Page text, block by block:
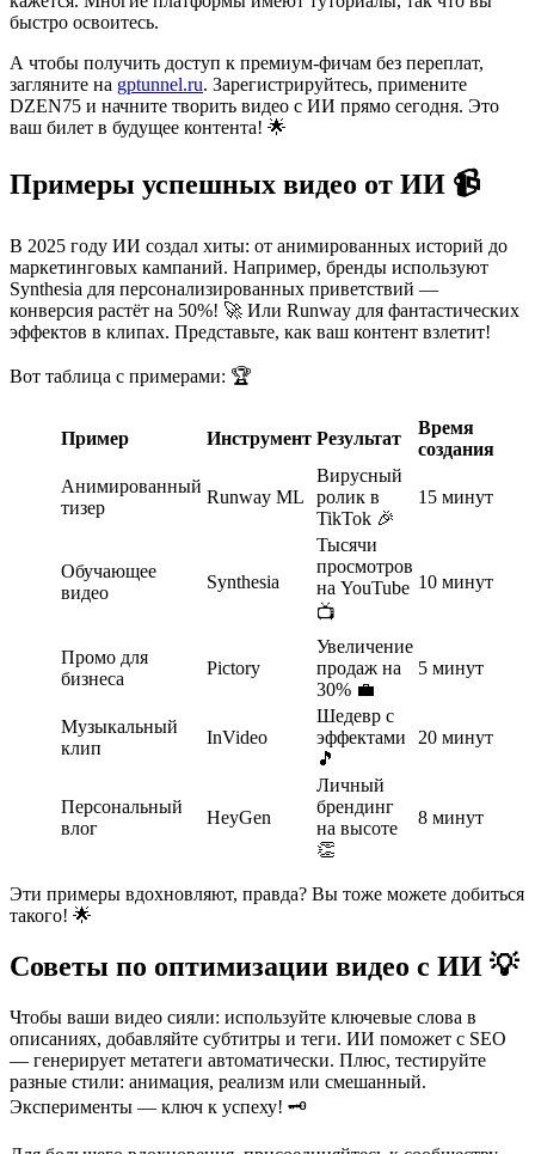
быстро освоитесь.
А чтобы получить доступ к премиум-фичам без переплат,
загляните на gptunnel.ru. Зарегистрируйтесь, примените
DZEN75 и начните творить видео с ИИ прямо сегодня. Это
ваш билет в будущее контента! 🌟
Примеры успешных видео от ИИ 📹
В 2025 году ИИ создал хиты: от анимированных историй до
маркетинговых кампаний. Например, бренды используют
Synthesia для персонализированных приветствий —
конверсия растёт на 50%! 🚀 Или Runway для фантастических
эффектов в клипах. Представьте, как ваш контент взлетит!
Вот таблица с примерами: 🏆
Пример Инструмент Результат
Время
создания
Анимированный
тизер
Runway ML
Вирусный
ролик в
TikTok 🎉
15 минут
Обучающее
видео
Synthesia
Тысячи
просмотров
на YouTube
📺
10 минут
Промо для
бизнеса
Pictory
Увеличение
продаж на
30% 💼
5 минут
Музыкальный
клип
InVideo
Шедевр с
эффектами
🎵
20 минут
Персональный
влог
HeyGen
Личный
брендинг
на высоте
👏
8 минут
Эти примеры вдохновляют, правда? Вы тоже можете добиться
такого! 🌟
Советы по оптимизации видео с ИИ 💡
Чтобы ваши видео сияли: используйте ключевые слова в
описаниях, добавляйте субтитры и теги. ИИ поможет с SEO
— генерирует метатеги автоматически. Плюс, тестируйте
разные стили: анимация, реализм или смешанный.
Эксперименты — ключ к успеху! 🗝️